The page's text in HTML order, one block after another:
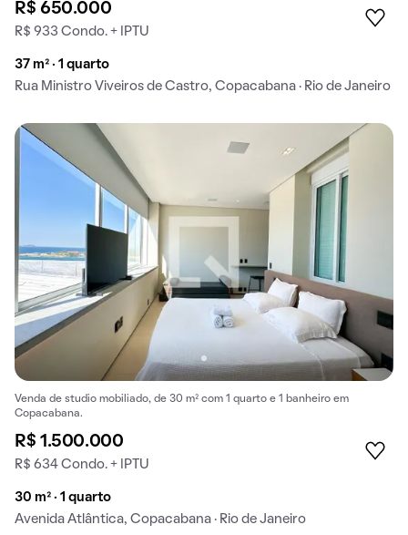
R$ 650.000
R$ 933 Condo. + IPTU
37 m² · 1 quarto
Rua Ministro Viveiros de Castro, Copacabana · Rio de Janeiro
Venda de studio mobiliado, de 30 m² com 1 quarto e 1 banheiro em
Copacabana.
R$ 1.500.000
R$ 634 Condo. + IPTU
30 m² · 1 quarto
Avenida Atlântica, Copacabana · Rio de Janeiro